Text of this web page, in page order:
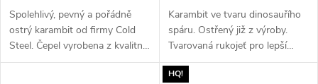
Spolehlivý, pevný a pořádně
ostrý karambit od firmy Cold
Steel. Čepel vyrobena z kvalitní
oceli AUS 8A. Rukojeť
Karambit ve tvaru dinosauřího
spáru. Ostřený již z výroby.
Tvarovaná rukojeť pro lepší
držení. Čepel modře zbarvená.
Pouzdro součástí balení.
HQ!